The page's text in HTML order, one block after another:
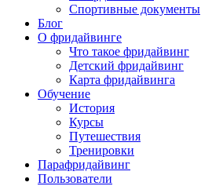
Спортивные документы
Блог
О фридайвинге
Что такое фридайвинг
Детский фридайвинг
Карта фридайвинга
Обучение
История
Курсы
Путешествия
Тренировки
Парафридайвинг
Пользователи